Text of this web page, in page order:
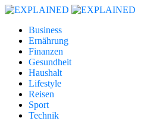
Business
Ernährung
Finanzen
Gesundheit
Haushalt
Lifestyle
Reisen
Sport
Technik